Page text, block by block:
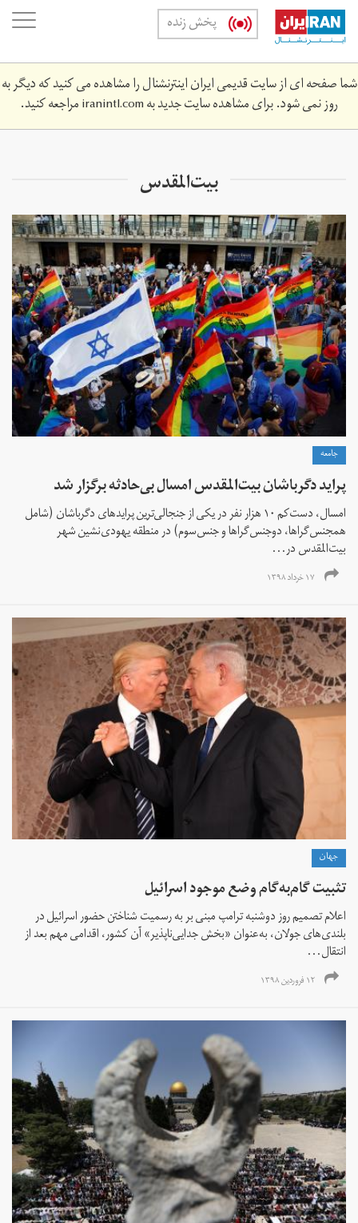
Skip
main
content
پخش زنده
شما صفحه ای از سایت قدیمی ایران اینترنشنال را مشاهده می کنید که دیگر به
روز نمی شود. برای مشاهده سایت جدید بهiranintl.comمراجعه کنید.
بیت‌المقدس
جامعه
پراید دگرباشان بیت‌المقدس امسال بی‌حادثه برگزار شد
امسال، دست‌کم ۱۰ هزار نفر در یکی از جنجالی‌ترین پرایدهای دگرباشان (شامل
همجنس‌گراها، دوجنس‌گراها و جنس‌سوم) در منطقه یهودی‌نشین شهر
بیت‌المقدس در...
۱۷ خرداد ۱۳۹۸
جهان
تثبیت گام‌به‌گام وضع موجود اسرائیل
اعلام تصمیم روز دوشنبه ترامپ مبنی بر به رسمیت شناختن حضور اسرائیل در
بلندی‌های جولان، به‌عنوان «بخش جدایی‌ناپذیر» آن کشور، اقدامی مهم بعد از
انتقال...
۱۲ فروردین ۱۳۹۸